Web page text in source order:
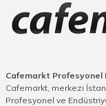
Cafemarkt Profesyonel
Cafemarkt, merkezi
Profesyonel ve